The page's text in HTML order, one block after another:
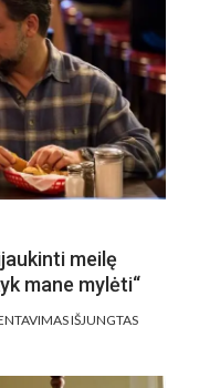
meilę
mane mylėti“
IŠJUNGTASĮRAŠE